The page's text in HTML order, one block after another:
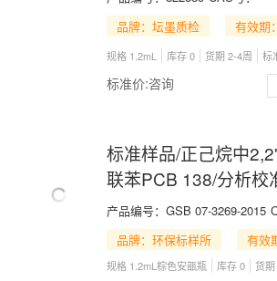
品牌：坛墨质检
有效期：
规格 1.2mL 库存 0 货期 2-4周 标
标准价:咨询
标准样品/正己烷中
联苯PCB 138/分析校
产品编号： GSB 07-3269-2015
品牌：环保标样所
有效
规格 1.2mL棕色安瓿瓶 库存 0
货